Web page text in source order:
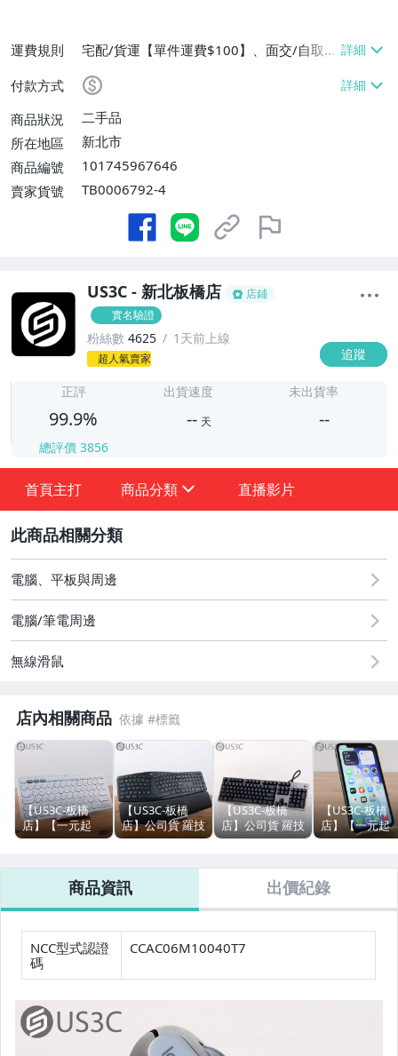
運費規則
宅配/貨運【單件運費$100】、面交/自取/
不寄送【免運費】
付款方式
商品狀況
二手品
所在地區
新北市
商品編號
101745967646
賣家貨號
TB0006792-4
US3C - 新北板橋店
店鋪
實名驗證
粉絲數 4625 1天前上線
超人氣賣家 追蹤
-
正評
99.9%
總評價 3856
出貨速度
-- 天
未出貨率
--
首頁主打 商品分類
★★★ 一元起標優惠專區 ★★★
福利品專區 (Apple)
品牌周邊專區 (Apple)
桌上型電腦 (其他CPU主機)
桌上型電腦 (配件 & 零組件 & 軟體)
液晶顯示器
筆記型電腦 (MacBook Pro 13 &14吋)
筆記型電腦 (MacBook Pro 15 &16吋)
筆記型電腦 (MacBook Air)
筆記型電腦 (Acer)
直播影片
電腦、平板與周邊
電腦/筆電周邊
無線滑鼠
店內相關商品
【US3C-板橋
店】【一元起
標】公司貨
多工藍牙鍵盤 Y-
R0056 白 跨平台
兼容 靜音鍵盤
二手鍵盤 羅技鍵
盤 多工藍牙鍵盤
【US3C-板橋
店】公司貨 羅技
Logitech ERGO
墨灰 人體工學鍵
盤 腕部支撐 二
手鍵盤 藍芽鍵盤
無線鍵盤 羅技鍵
盤
【US3C-板橋
店】公司貨 羅技
Logitech G413
光遊戲鍵盤 黑色
高精準度的按鍵
背光 內建媒體控
制
【US3C-板橋
店】【一元起
標】公司貨
11 128G 黑 6.1
吋 A13仿生晶
1200萬像素相
臉部解鎖 蘋果
機 二手手機
商品資訊 出價紀錄
NCC型式認證
碼
CCAC06M10040T7